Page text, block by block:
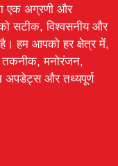
एक अग्रणी और
सटीक, विश्वसनीय और
है। हम आपको हर क्षेत्र में,
तकनीक, मनोरंजन,
अपडेट्स और तथ्यपूर्ण